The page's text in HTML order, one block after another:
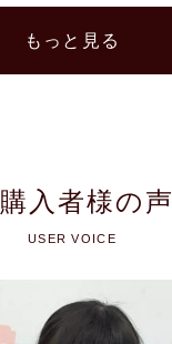
もっと見る
入者様の声
USER VOICE